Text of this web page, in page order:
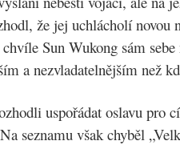
že jej uchlácholí novou
Sun Wukong sám
a nezvladatelnějším než
uspořádat oslavu
seznamu však chyběl